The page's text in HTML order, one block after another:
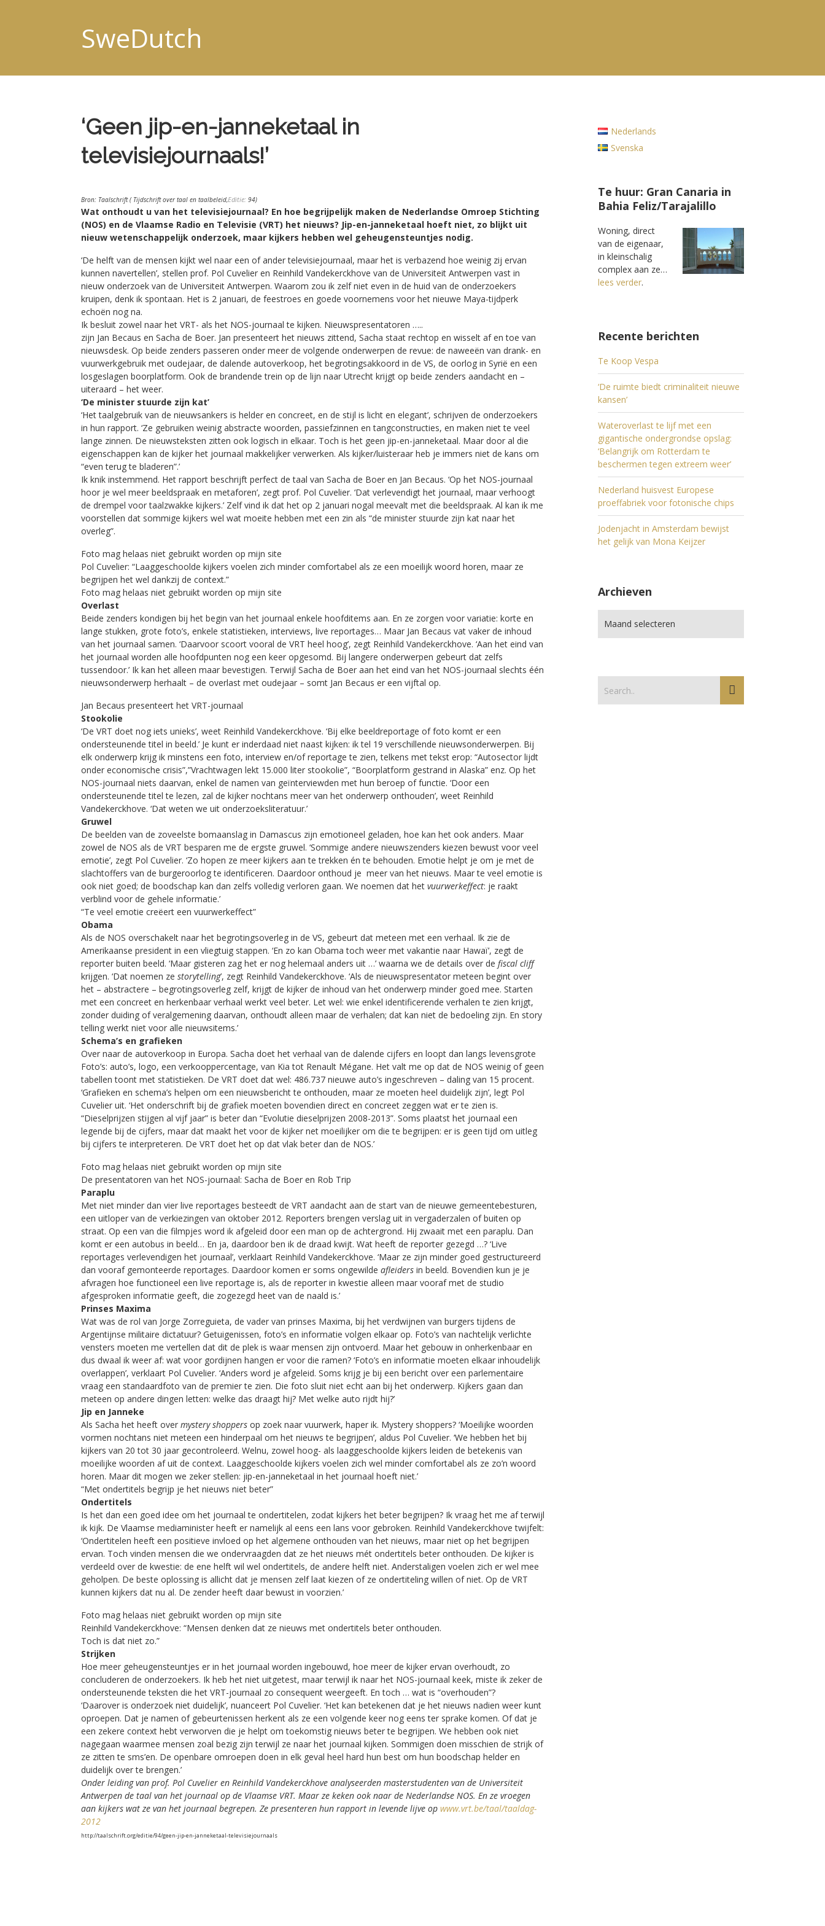
SweDutch
‘Geen jip-en-janneketaal in
televisiejournaals!’
Bron: Taalschrift ( Tijdschrift over taal en taalbeleid,Editie: 94)
Wat onthoudt u van het televisiejournaal? En hoe begrijpelijk maken de Nederlandse Omroep Stichting
(NOS) en de Vlaamse Radio en Televisie (VRT) het nieuws? Jip-en-janneketaal hoeft niet, zo blijkt uit
nieuw wetenschappelijk onderzoek, maar kijkers hebben wel geheugensteuntjes nodig.
‘De helft van de mensen kijkt wel naar een of ander televisiejournaal, maar het is verbazend hoe weinig zij ervan
kunnen navertellen’, stellen prof. Pol Cuvelier en Reinhild Vandekerckhove van de Universiteit Antwerpen vast in
nieuw onderzoek van de Universiteit Antwerpen. Waarom zou ik zelf niet even in de huid van de onderzoekers
kruipen, denk ik spontaan. Het is 2 januari, de feestroes en goede voornemens voor het nieuwe Maya-tijdperk
echoën nog na.
Ik besluit zowel naar het VRT- als het NOS-journaal te kijken. Nieuwspresentatoren …..
zijn Jan Becaus en Sacha de Boer. Jan presenteert het nieuws zittend, Sacha staat rechtop en wisselt af en toe van
nieuwsdesk. Op beide zenders passeren onder meer de volgende onderwerpen de revue: de naweeën van drank- en
vuurwerkgebruik met oudejaar, de dalende autoverkoop, het begrotingsakkoord in de VS, de oorlog in Syrië en een
losgeslagen boorplatform. Ook de brandende trein op de lijn naar Utrecht krijgt op beide zenders aandacht en –
uiteraard – het weer.
‘De minister stuurde zijn kat’
‘Het taalgebruik van de nieuwsankers is helder en concreet, en de stijl is licht en elegant’, schrijven de onderzoekers
in hun rapport. ‘Ze gebruiken weinig abstracte woorden, passiefzinnen en tangconstructies, en maken niet te veel
lange zinnen. De nieuwsteksten zitten ook logisch in elkaar. Toch is het geen jip-en-janneketaal. Maar door al die
eigenschappen kan de kijker het journaal makkelijker verwerken. Als kijker/luisteraar heb je immers niet de kans om
“even terug te bladeren”.’
Ik knik instemmend. Het rapport beschrijft perfect de taal van Sacha de Boer en Jan Becaus. ‘Op het NOS-journaal
hoor je wel meer beeldspraak en metaforen’, zegt prof. Pol Cuvelier. ‘Dat verlevendigt het journaal, maar verhoogt
de drempel voor taalzwakke kijkers.’ Zelf vind ik dat het op 2 januari nogal meevalt met die beeldspraak. Al kan ik me
voorstellen dat sommige kijkers wel wat moeite hebben met een zin als “de minister stuurde zijn kat naar het
overleg”.
Foto mag helaas niet gebruikt worden op mijn site
Pol Cuvelier: “Laaggeschoolde kijkers voelen zich minder comfortabel als ze een moeilijk woord horen, maar ze
begrijpen het wel dankzij de context.”
Foto mag helaas niet gebruikt worden op mijn site
Overlast
Beide zenders kondigen bij het begin van het journaal enkele hoofditems aan. En ze zorgen voor variatie: korte en
lange stukken, grote foto’s, enkele statistieken, interviews, live reportages… Maar Jan Becaus vat vaker de inhoud
van het journaal samen. ‘Daarvoor scoort vooral de VRT heel hoog’, zegt Reinhild Vandekerckhove. ‘Aan het eind van
het journaal worden alle hoofdpunten nog een keer opgesomd. Bij langere onderwerpen gebeurt dat zelfs
tussendoor.’ Ik kan het alleen maar bevestigen. Terwijl Sacha de Boer aan het eind van het NOS-journaal slechts één
nieuwsonderwerp herhaalt – de overlast met oudejaar – somt Jan Becaus er een vijftal op.
Jan Becaus presenteert het VRT-journaal
Stookolie
‘De VRT doet nog iets unieks’, weet Reinhild Vandekerckhove. ‘Bij elke beeldreportage of foto komt er een
ondersteunende titel in beeld.’ Je kunt er inderdaad niet naast kijken: ik tel 19 verschillende nieuwsonderwerpen. Bij
elk onderwerp krijg ik minstens een foto, interview en/of reportage te zien, telkens met tekst erop: “Autosector lijdt
onder economische crisis”,”Vrachtwagen lekt 15.000 liter stookolie”, “Boorplatform gestrand in Alaska” enz. Op het
NOS-journaal niets daarvan, enkel de namen van geïnterviewden met hun beroep of functie. ‘Door een
ondersteunende titel te lezen, zal de kijker nochtans meer van het onderwerp onthouden’, weet Reinhild
Vandekerckhove. ‘Dat weten we uit onderzoeksliteratuur.’
Gruwel
De beelden van de zoveelste bomaanslag in Damascus zijn emotioneel geladen, hoe kan het ook anders. Maar
zowel de NOS als de VRT besparen me de ergste gruwel. ‘Sommige andere nieuwszenders kiezen bewust voor veel
emotie’, zegt Pol Cuvelier. ‘Zo hopen ze meer kijkers aan te trekken én te behouden. Emotie helpt je om je met de
slachtoffers van de burgeroorlog te identificeren. Daardoor onthoud je meer van het nieuws. Maar te veel emotie is
ook niet goed; de boodschap kan dan zelfs volledig verloren gaan. We noemen dat het vuurwerkeffect: je raakt
verblind voor de gehele informatie.’
“Te veel emotie creëert een vuurwerkeffect”
Obama
Als de NOS overschakelt naar het begrotingsoverleg in de VS, gebeurt dat meteen met een verhaal. Ik zie de
Amerikaanse president in een vliegtuig stappen. ‘En zo kan Obama toch weer met vakantie naar Hawaï’, zegt de
reporter buiten beeld. ‘Maar gisteren zag het er nog helemaal anders uit …’ waarna we de details over de fiscal cliff
krijgen. ‘Dat noemen ze storytelling’, zegt Reinhild Vandekerckhove. ‘Als de nieuwspresentator meteen begint over
het – abstractere – begrotingsoverleg zelf, krijgt de kijker de inhoud van het onderwerp minder goed mee. Starten
met een concreet en herkenbaar verhaal werkt veel beter. Let wel: wie enkel identificerende verhalen te zien krijgt,
zonder duiding of veralgemening daarvan, onthoudt alleen maar de verhalen; dat kan niet de bedoeling zijn. En story
telling werkt niet voor alle nieuwsitems.’
Schema’s en grafieken
Over naar de autoverkoop in Europa. Sacha doet het verhaal van de dalende cijfers en loopt dan langs levensgrote
Foto’s: auto’s, logo, een verkooppercentage, van Kia tot Renault Mégane. Het valt me op dat de NOS weinig of geen
tabellen toont met statistieken. De VRT doet dat wel: 486.737 nieuwe auto’s ingeschreven – daling van 15 procent.
‘Grafieken en schema’s helpen om een nieuwsbericht te onthouden, maar ze moeten heel duidelijk zijn’, legt Pol
Cuvelier uit. ‘Het onderschrift bij de grafiek moeten bovendien direct en concreet zeggen wat er te zien is.
“Dieselprijzen stijgen al vijf jaar” is beter dan “Evolutie dieselprijzen 2008-2013”. Soms plaatst het journaal een
legende bij de cijfers, maar dat maakt het voor de kijker net moeilijker om die te begrijpen: er is geen tijd om uitleg
bij cijfers te interpreteren. De VRT doet het op dat vlak beter dan de NOS.’
Foto mag helaas niet gebruikt worden op mijn site
De presentatoren van het NOS-journaal: Sacha de Boer en Rob Trip
Paraplu
Met niet minder dan vier live reportages besteedt de VRT aandacht aan de start van de nieuwe gemeentebesturen,
een uitloper van de verkiezingen van oktober 2012. Reporters brengen verslag uit in vergaderzalen of buiten op
straat. Op een van die filmpjes word ik afgeleid door een man op de achtergrond. Hij zwaait met een paraplu. Dan
komt er een autobus in beeld… En ja, daardoor ben ik de draad kwijt. Wat heeft de reporter gezegd …? ‘Live
reportages verlevendigen het journaal’, verklaart Reinhild Vandekerckhove. ‘Maar ze zijn minder goed gestructureerd
dan vooraf gemonteerde reportages. Daardoor komen er soms ongewilde afleiders in beeld. Bovendien kun je je
afvragen hoe functioneel een live reportage is, als de reporter in kwestie alleen maar vooraf met de studio
afgesproken informatie geeft, die zogezegd heet van de naald is.’
Prinses Maxima
Wat was de rol van Jorge Zorreguieta, de vader van prinses Maxima, bij het verdwijnen van burgers tijdens de
Argentijnse militaire dictatuur? Getuigenissen, foto’s en informatie volgen elkaar op. Foto’s van nachtelijk verlichte
vensters moeten me vertellen dat dit de plek is waar mensen zijn ontvoerd. Maar het gebouw in onherkenbaar en
dus dwaal ik weer af: wat voor gordijnen hangen er voor die ramen? ‘Foto’s en informatie moeten elkaar inhoudelijk
overlappen’, verklaart Pol Cuvelier. ‘Anders word je afgeleid. Soms krijg je bij een bericht over een parlementaire
vraag een standaardfoto van de premier te zien. Die foto sluit niet echt aan bij het onderwerp. Kijkers gaan dan
meteen op andere dingen letten: welke das draagt hij? Met welke auto rijdt hij?’
Jip en Janneke
Als Sacha het heeft over mystery shoppers op zoek naar vuurwerk, haper ik. Mystery shoppers? ‘Moeilijke woorden
vormen nochtans niet meteen een hinderpaal om het nieuws te begrijpen’, aldus Pol Cuvelier. ‘We hebben het bij
kijkers van 20 tot 30 jaar gecontroleerd. Welnu, zowel hoog- als laaggeschoolde kijkers leiden de betekenis van
moeilijke woorden af uit de context. Laaggeschoolde kijkers voelen zich wel minder comfortabel als ze zo’n woord
horen. Maar dit mogen we zeker stellen: jip-en-janneketaal in het journaal hoeft niet.’
“Met ondertitels begrijp je het nieuws niet beter”
Ondertitels
Is het dan een goed idee om het journaal te ondertitelen, zodat kijkers het beter begrijpen? Ik vraag het me af terwijl
ik kijk. De Vlaamse mediaminister heeft er namelijk al eens een lans voor gebroken. Reinhild Vandekerckhove twijfelt:
‘Ondertitelen heeft een positieve invloed op het algemene onthouden van het nieuws, maar niet op het begrijpen
ervan. Toch vinden mensen die we ondervraagden dat ze het nieuws mét ondertitels beter onthouden. De kijker is
verdeeld over de kwestie: de ene helft wil wel ondertitels, de andere helft niet. Anderstaligen voelen zich er wel mee
geholpen. De beste oplossing is allicht dat je mensen zelf laat kiezen of ze ondertiteling willen of niet. Op de VRT
kunnen kijkers dat nu al. De zender heeft daar bewust in voorzien.’
Foto mag helaas niet gebruikt worden op mijn site
Reinhild Vandekerckhove: “Mensen denken dat ze nieuws met ondertitels beter onthouden.
Toch is dat niet zo.”
Strijken
Hoe meer geheugensteuntjes er in het journaal worden ingebouwd, hoe meer de kijker ervan overhoudt, zo
concluderen de onderzoekers. Ik heb het niet uitgetest, maar terwijl ik naar het NOS-journaal keek, miste ik zeker de
ondersteunende teksten die het VRT-journaal zo consequent weergeeft. En toch … wat is “overhouden”?
‘Daarover is onderzoek niet duidelijk’, nuanceert Pol Cuvelier. ‘Het kan betekenen dat je het nieuws nadien weer kunt
oproepen. Dat je namen of gebeurtenissen herkent als ze een volgende keer nog eens ter sprake komen. Of dat je
een zekere context hebt verworven die je helpt om toekomstig nieuws beter te begrijpen. We hebben ook niet
nagegaan waarmee mensen zoal bezig zijn terwijl ze naar het journaal kijken. Sommigen doen misschien de strijk of
ze zitten te sms’en. De openbare omroepen doen in elk geval heel hard hun best om hun boodschap helder en
duidelijk over te brengen.’
Onder leiding van prof. Pol Cuvelier en Reinhild Vandekerckhove analyseerden masterstudenten van de Universiteit
Antwerpen de taal van het journaal op de Vlaamse VRT. Maar ze keken ook naar de Nederlandse NOS. En ze vroegen
aan kijkers wat ze van het journaal begrepen. Ze presenteren hun rapport in levende lijve op www.vrt.be/taal/taaldag-
2012
http://taalschrift.org/editie/94/geen-jip-en-janneketaal-televisiejournaals
Nederlands
Svenska
Te huur: Gran Canaria in
Bahia Feliz/Tarajalillo
Woning, direct
van de eigenaar,
in kleinschalig
complex aan ze…
lees verder.
Recente berichten
Te Koop Vespa
‘De ruimte biedt criminaliteit nieuwe
kansen’
Wateroverlast te lijf met een
gigantische ondergrondse opslag:
‘Belangrijk om Rotterdam te
beschermen tegen extreem weer’
Nederland huisvest Europese
proeffabriek voor fotonische chips
Jodenjacht in Amsterdam bewijst
het gelijk van Mona Keijzer
Archieven